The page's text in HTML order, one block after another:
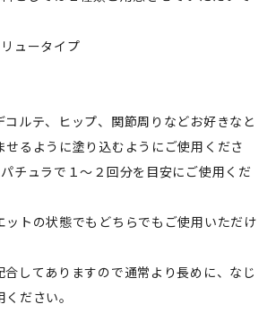
ュータイプ
ルテ、ヒップ、関節周りなどお好きなと
せるように塗り込むようにご使用くださ
チュラで１～２回分を目安にご使用くだ
トの状態でもどちらでもご使用いただけ
してありますので通常より長めに、なじ
ださい。